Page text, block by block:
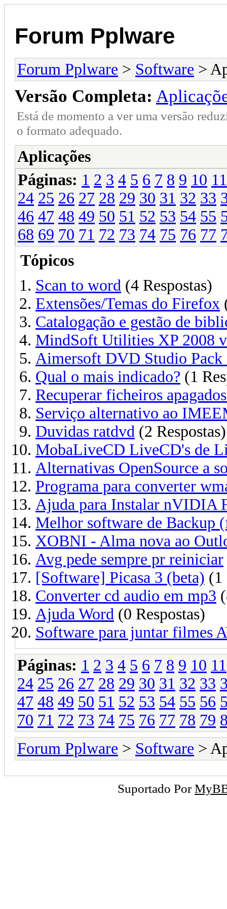
Forum Pplware
Forum Pplware > Software >
Versão Completa:
Está de momento a ver uma versão
o formato adequado.
Aplicações
Páginas: 1 2 3 4 5 6 7 8 9 10 11
24 25 26 27 28 29 30 31 32 33
46 47 48 49 50 51 52 53 54 55
68 69 70 71 72 73 74 75 76 77
Tópicos
Scan to word (4 Respostas)
Extensões/Temas do Firefox
Catalogação e gestão de
MindSoft Utilities XP 2008
Aimersoft DVD Studio
Qual o mais indicado? (1
Recuperar ficheiros
Serviço alternativo ao
Duvidas ratdvd (2 Respostas)
MobaLiveCD LiveCD's de
Alternativas OpenSource a
Programa para converter
Ajuda para Instalar nVIDIA
Melhor software de Backup
XOBNI - Alma nova ao
Avg pede sempre pr reiniciar
[Software] Picasa 3 (beta) (1
Converter cd audio em mp3
Ajuda Word (0 Respostas)
Software para juntar filmes
Páginas: 1 2 3 4 5 6 7 8 9 10 11
24 25 26 27 28 29 30 31 32 33
47 48 49 50 51 52 53 54 55 56
70 71 72 73 74 75 76 77 78 79
Forum Pplware > Software >
Suportado Por